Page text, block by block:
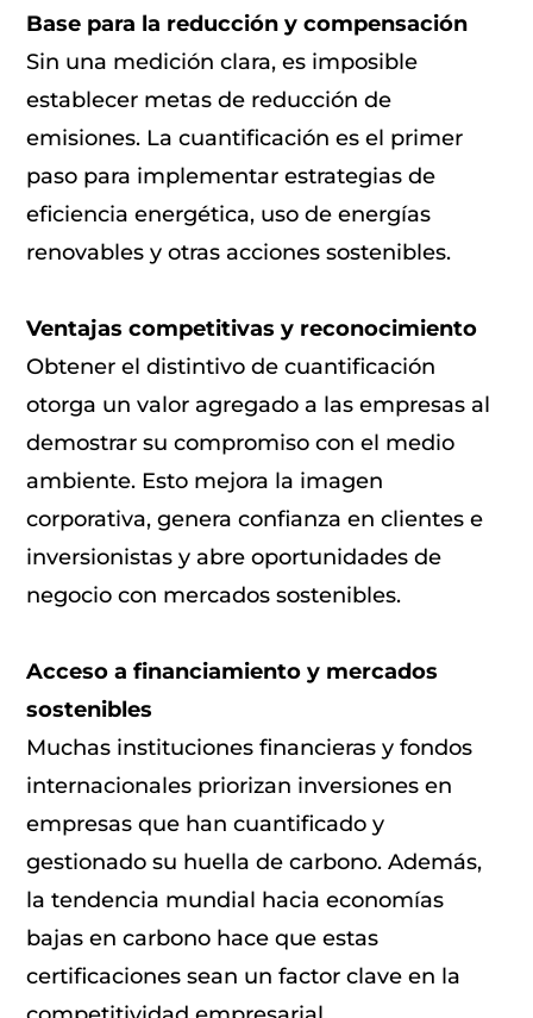
Base para la reducción y compensación
Sin una medición clara, es imposible
establecer metas de reducción de
emisiones. La cuantificación es el primer
paso para implementar estrategias de
eficiencia energética, uso de energías
renovables y otras acciones sostenibles.
Ventajas competitivas y reconocimiento
Obtener el distintivo de cuantificación
otorga un valor agregado a las empresas al
demostrar su compromiso con el medio
ambiente. Esto mejora la imagen
corporativa, genera confianza en clientes e
inversionistas y abre oportunidades de
negocio con mercados sostenibles.
Acceso a financiamiento y mercados
sostenibles
Muchas instituciones financieras y fondos
internacionales priorizan inversiones en
empresas que han cuantificado y
gestionado su huella de carbono. Además,
la tendencia mundial hacia economías
bajas en carbono hace que estas
certificaciones sean un factor clave en la